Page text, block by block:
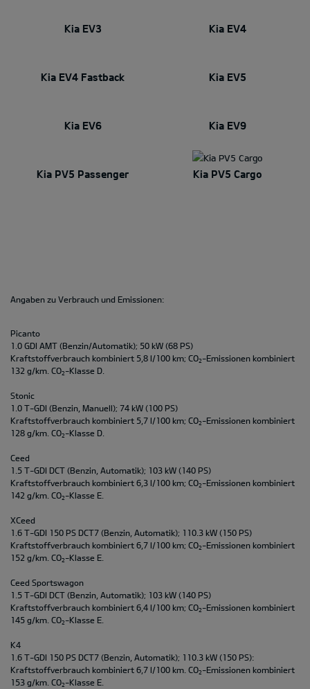
Kia EV3 Kia EV4
Kia EV4 Fastback Kia EV5
Kia EV6 Kia EV9
Kia PV5 Passenger Kia PV5 Cargo
Angaben zu Verbrauch und Emissionen:
Picanto
1.0 GDI AMT (Benzin/Automatik); 50 kW (68 PS)
Kraftstoffverbrauch kombiniert 5,8 l/100 km; CO2 -Emissionen kombiniert
132 g/km. CO2 -Klasse D.
Stonic
1.0 T-GDI (Benzin, Manuell); 74 kW (100 PS)
Kraftstoffverbrauch kombiniert 5,7 l/100 km; CO2 -Emissionen kombiniert
128 g/km. CO2 -Klasse D.
Ceed
1.5 T-GDI DCT (Benzin, Automatik); 103 kW (140 PS)
Kraftstoffverbrauch kombiniert 6,3 l/100 km; CO2 -Emissionen kombiniert
142 g/km. CO2 -Klasse E.
XCeed
1.6 T-GDI 150 PS DCT7 (Benzin, Automatik); 110.3 kW (150 PS)
Kraftstoffverbrauch kombiniert 6,7 l/100 km; CO2 -Emissionen kombiniert
152 g/km. CO2 -Klasse E.
Ceed Sportswagon
1.5 T-GDI DCT (Benzin, Automatik); 103 kW (140 PS)
Kraftstoffverbrauch kombiniert 6,4 l/100 km; CO2 -Emissionen kombiniert
145 g/km. CO2 -Klasse E.
K4
1.6 T-GDI 150 PS DCT7 (Benzin, Automatik); 110.3 kW (150 PS):
Kraftstoffverbrauch kombiniert 6,7 l/100 km. CO2 -Emissionen kombiniert
153 g/km. CO2 -Klasse E.